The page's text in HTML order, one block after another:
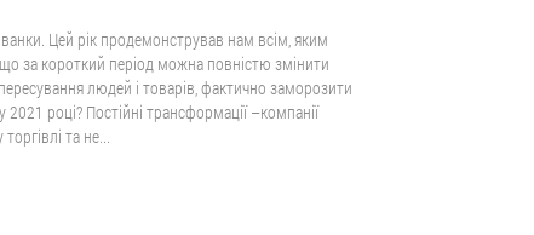
Цей рік продемонстрував нам всім, яким
за короткий період можна повністю змінити
людей і товарів, фактично заморозити
році? Постійні трансформації –компанії
та не...